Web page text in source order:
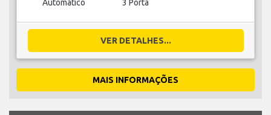
Automático 3 Porta
VER DETALHES...
MAIS INFORMAÇÕES